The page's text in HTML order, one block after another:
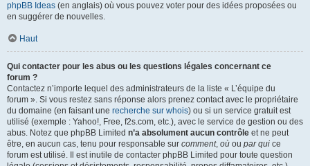
phpBB Ideas (en anglais) où vous pouvez voter pour des idées proposées ou
en suggérer de nouvelles.
Haut
Qui contacter pour les abus ou les questions légales concernant ce
forum ?
Contactez n’importe lequel des administrateurs de la liste « L’équipe du
forum ». Si vous restez sans réponse alors prenez contact avec le propriétaire
du domaine (en faisant une recherche sur whois) ou si un service gratuit est
utilisé (exemple : Yahoo!, Free, f2s.com, etc.), avec le service de gestion ou des
abus. Notez que phpBB Limited n’a absolument aucun contrôle et ne peut
être, en aucun cas, tenu pour responsable sur comment, où ou par qui ce
forum est utilisé. Il est inutile de contacter phpBB Limited pour toute question